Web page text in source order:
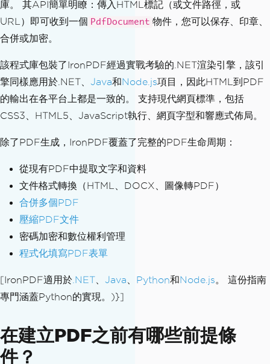
庫。 其API簡單明瞭：傳入HTML標記（或文件路徑，或
URL）即可收到一個 PdfDocument 物件，您可以保存、印章、
合併或加密。
該程式庫包裝了IronPDF經過實戰考驗的.NET渲染引擎，該引
擎同樣應用於.NET、 Java和Node.js項目，因此HTML到PDF
的輸出在各平台上都是一致的。 支持現代網頁標準，包括
CSS3、HTML5、JavaScript執行、網頁字型和響應式佈局。
除了PDF生成，IronPDF覆蓋了完整的PDF生命周期：
從現有PDF中提取文字和資料
文件格式轉換（HTML、DOCX、圖像轉PDF）
合併多個PDF
壓縮PDF文件
密碼加密和數位權利管理
程式化填寫PDF表單
[IronPDF適用於.NET、 Java、 Python和Node.js。 這份指南
專門涵蓋Python的實現。)}]
在建立PDF之前有哪些前提條
件？